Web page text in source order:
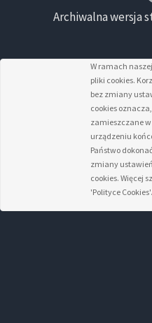
Archiwalna wersja
W ramach
pliki cookies.
bez zmiany
cookies
zamieszczane
urządzeniu
Państwo
zmiany
cookies. Więcej
'Polityce Cookies'.